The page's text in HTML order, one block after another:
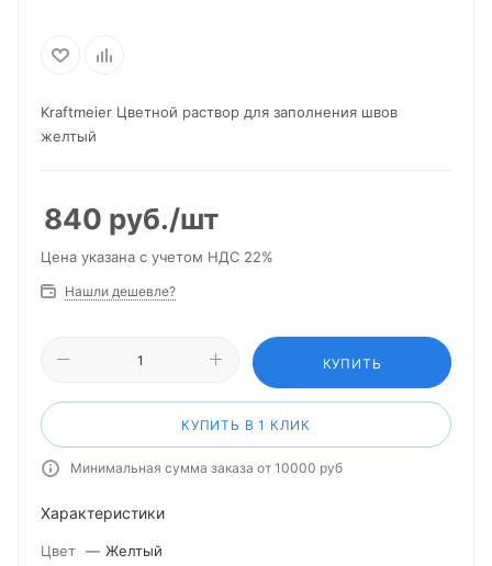
Kraftmeier Цветной раствор для заполнения швов
желтый
840 руб./шт
Цена указана с учетом НДС 22%
Нашли дешевле?
КУПИТЬ
КУПИТЬ В 1 КЛИК
Минимальная сумма заказа от 10000 руб
Характеристики
Цвет — Желтый